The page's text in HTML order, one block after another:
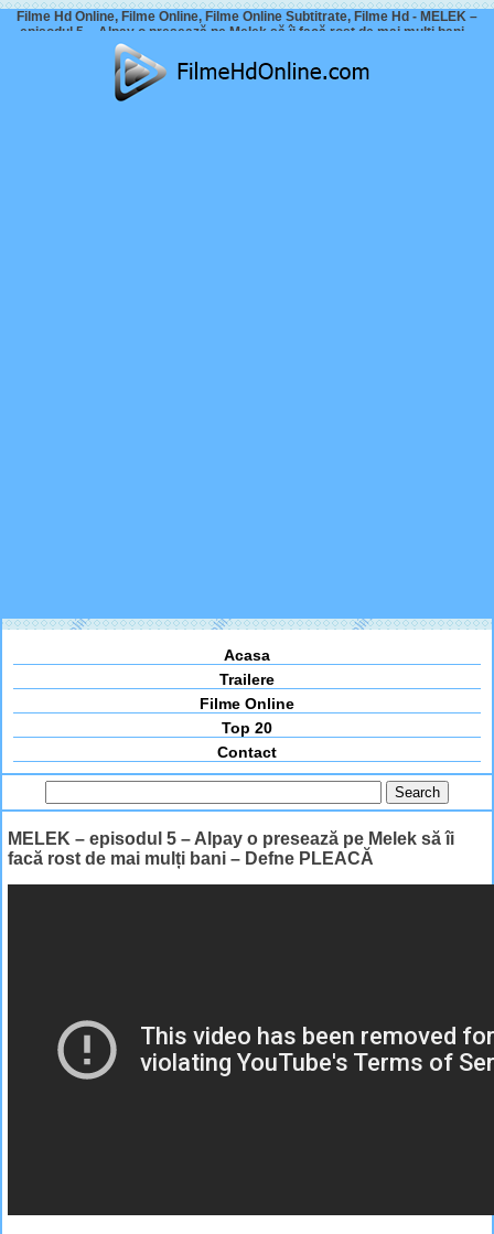
Filme Hd Online, Filme Online, Filme Online Subtitrate, Filme Hd - MELEK –
episodul 5 – Alpay o presează pe Melek să îi facă rost de mai mulți bani –
Acasa
Trailere
Filme Online
Top 20
Contact
MELEK – episodul 5 – Alpay o presează pe Melek să îi
facă rost de mai mulți bani – Defne PLEACĂ